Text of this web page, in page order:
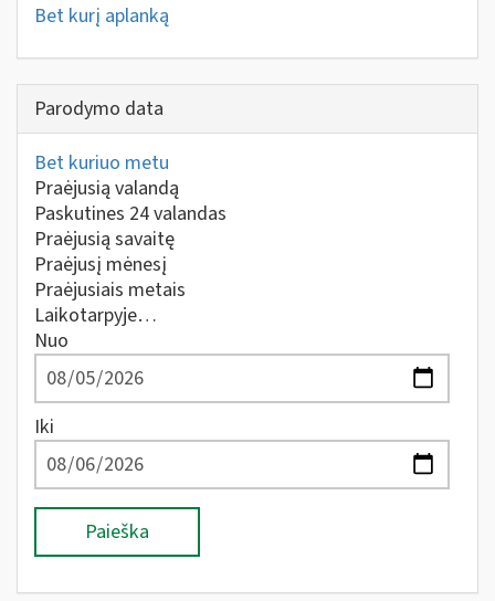
Bet kurį aplanką
Parodymo data
Bet kuriuo metu
Praėjusią valandą
Paskutines 24 valandas
Praėjusią savaitę
Praėjusį mėnesį
Praėjusiais metais
Laikotarpyje…
Nuo
Iki
Paieška